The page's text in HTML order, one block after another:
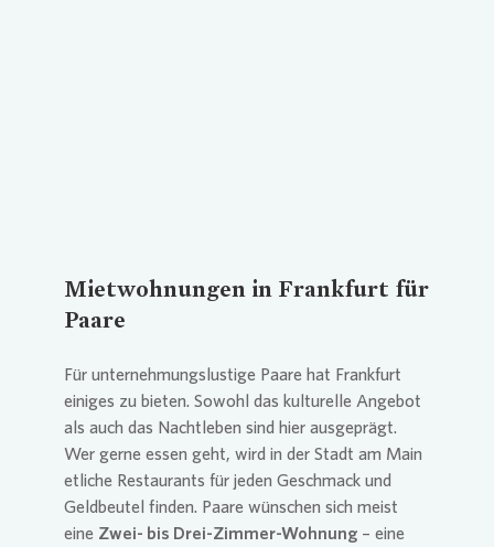
Mietwohnungen in Frankfurt für
Paare
Für unternehmungslustige Paare hat Frankfurt
einiges zu bieten. Sowohl das kulturelle Angebot
als auch das Nachtleben sind hier ausgeprägt.
Wer gerne essen geht, wird in der Stadt am Main
etliche Restaurants für jeden Geschmack und
Geldbeutel finden. Paare wünschen sich meist
eine Zwei- bis Drei-Zimmer-Wohnung – eine